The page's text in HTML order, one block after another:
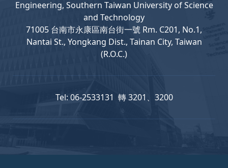
Engineering, Southern Taiwan University of Science
and Technology
71005 台南市永康區南台街一號 Rm. C201, No.1,
Nantai St., Yongkang Dist., Tainan City, Taiwan
(R.O.C.)
Tel: 06-2533131 轉 3201、3200